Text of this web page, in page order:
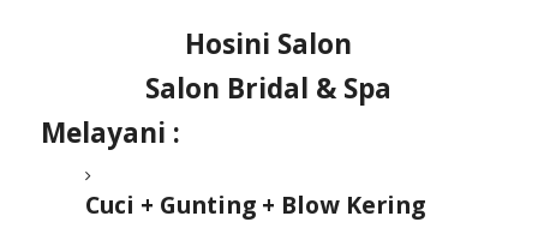
Hosini Salon
Salon Bridal & Spa
Melayani :
Cuci + Gunting + Blow Kering